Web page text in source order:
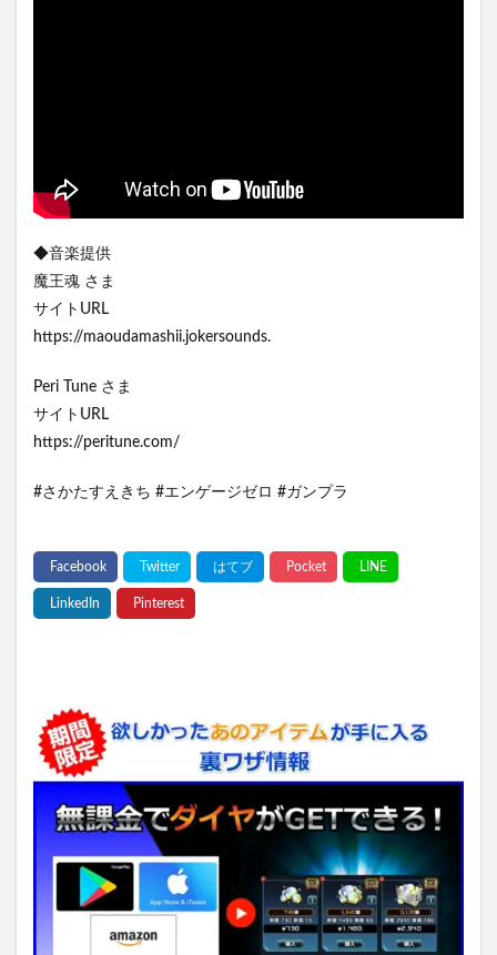
◆音楽提供
魔王魂 さま
サイトURL
https://maoudamashii.jokersounds.
Peri Tune さま
サイトURL
https://peritune.com/
#さかたすえきち #エンゲージゼロ #ガンプラ